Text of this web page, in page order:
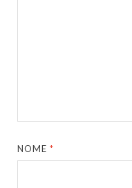
NOME*